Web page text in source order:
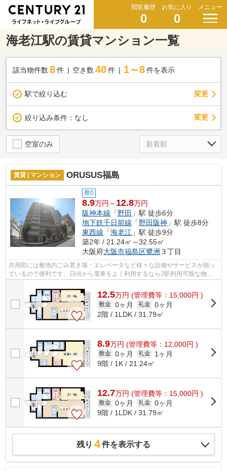
閲覧履歴
0
お気に入り
0
メニュー
海老江駅の賃貸マンション一覧
該当物件数 8件 空き数 40 件 1～8 件を表示
駅で絞り込む 変更
絞り込み条件： なし 変更
空室のみ
賃貸 | マンション ORUSUS福島
敷0
8.9万円～ 12.8万円
阪神本線 「野田 」駅 徒歩6分
地下鉄千日前線 「野田阪神 」駅 徒歩8分
東西線 「海老江 」駅 徒歩9分
築2年 / 21.24㎡～32.55㎡
大阪府大阪市福島区鷺洲 ３丁目
共用部には敷地内ごみ置き場・エレベータなど様々な設備やサービスが揃っ
ているので便利です。日頃から電車をよく利用するなら2駅利用可能な物件
12.5万円 (管理費等：15,000円 )
敷金 0ヶ月 礼金 0ヶ月
2階 / 1LDK / 31.79㎡
8.9万円 (管理費等：12,000円 )
敷金 0ヶ月 礼金
1ヶ月
9階 / 1K / 21.24㎡
12.7万円 (管理費等：15,000円 )
敷金 0ヶ月 礼金 0ヶ月
9階 / 1LDK / 31.79㎡
残り 4件を表示する